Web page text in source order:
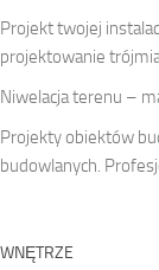
Projekt twojej
projektowanie
Niwelacja terenu –
Projekty obiektów
budowlanych.
WNĘTRZE